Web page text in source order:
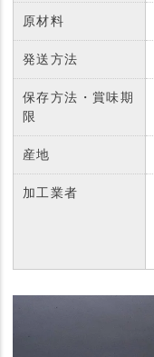
原材料
発送方法
保存方法・賞味期
限
産地
加工業者